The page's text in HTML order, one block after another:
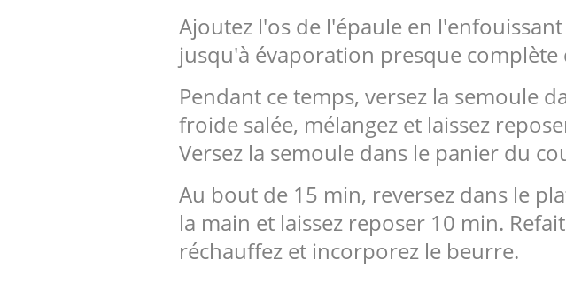
Ajoutez l'os de l'épaule en
jusqu'à évaporation presque complète
Pendant ce temps, versez la semoule
froide salée, mélangez et laissez
Versez la semoule dans le panier du
Au bout de 15 min, reversez dans le
la main et laissez reposer 10 min.
réchauffez et incorporez le beurre.